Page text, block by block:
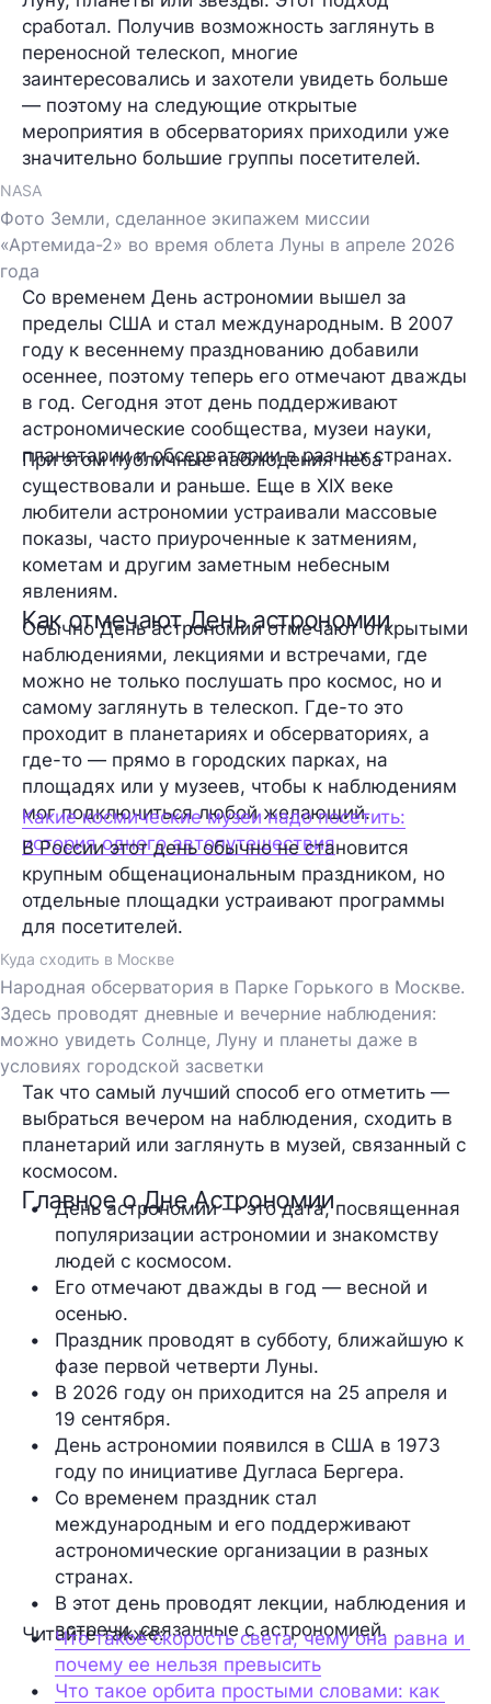
сработал. Получив возможность заглянуть в
переносной телескоп, многие
заинтересовались и захотели увидеть больше
— поэтому на следующие открытые
мероприятия в обсерваториях приходили уже
значительно большие группы посетителей.
NASA
Фото Земли, сделанное экипажем миссии
«Артемида-2» во время облета Луны в апреле 2026
года
Со временем День астрономии вышел за
пределы США и стал международным. В 2007
году к весеннему празднованию добавили
осеннее, поэтому теперь его отмечают дважды
в год. Сегодня этот день поддерживают
астрономические сообщества, музеи науки,
планетарии и обсерватории в разных странах.
При этом публичные наблюдения неба
существовали и раньше. Еще в XIX веке
любители астрономии устраивали массовые
показы, часто приуроченные к затмениям,
кометам и другим заметным небесным
явлениям.
Как отмечают День астрономии
Обычно День астрономии отмечают открытыми
наблюдениями, лекциями и встречами, где
можно не только послушать про космос, но и
самому заглянуть в телескоп. Где-то это
проходит в планетариях и обсерваториях, а
где-то — прямо в городских парках, на
площадях или у музеев, чтобы к наблюдениям
мог подключиться любой желающий.
Какие космические музеи надо посетить:
история одного автопутешествия
В России этот день обычно не становится
крупным общенациональным праздником, но
отдельные площадки устраивают программы
для посетителей.
Куда сходить в Москве
Народная обсерватория в Парке Горького в Москве.
Здесь проводят дневные и вечерние наблюдения:
можно увидеть Солнце, Луну и планеты даже в
условиях городской засветки
Так что самый лучший способ его отметить —
выбраться вечером на наблюдения, сходить в
планетарий или заглянуть в музей, связанный с
космосом.
Главное о Дне Астрономии
День астрономии — это дата, посвященная
популяризации астрономии и знакомству
людей с космосом.
Его отмечают дважды в год — весной и
осенью.
Праздник проводят в субботу, ближайшую к
фазе первой четверти Луны.
В 2026 году он приходится на 25 апреля и
19 сентября.
День астрономии появился в США в 1973
году по инициативе Дугласа Бергера.
Со временем праздник стал
международным и его поддерживают
астрономические организации в разных
странах.
В этот день проводят лекции, наблюдения и
встречи, связанные с астрономией.
Читайте также:
Что такое скорость света, чему она равна и
почему ее нельзя превысить
Что такое орбита простыми словами: как